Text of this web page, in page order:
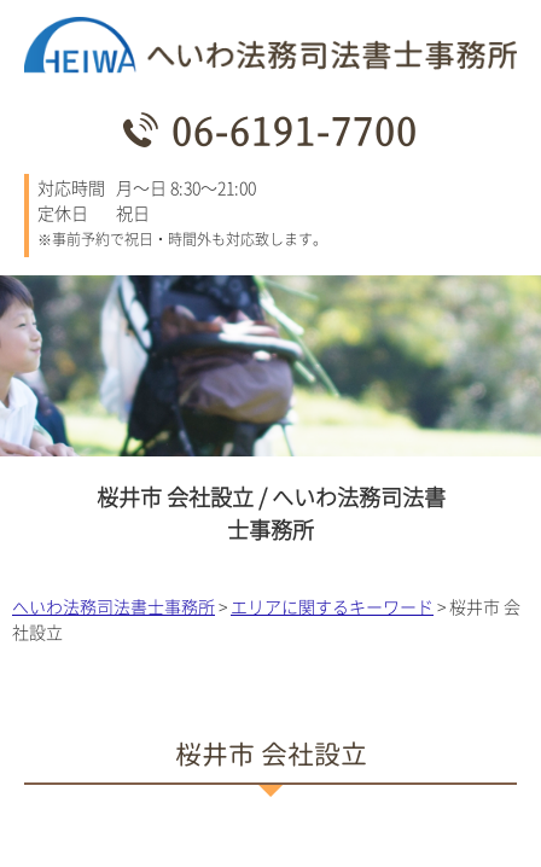
06-6191-7700
対応時間 月～日 8:30～21:00
定休日
祝日
※事前予約で祝日・時間外も対応致します。
桜井市 会社設立 / へいわ法務司法書
士事務所
へいわ法務司法書士事務所> エリアに関するキーワード >桜井市 会
社設立
桜井市 会社設立